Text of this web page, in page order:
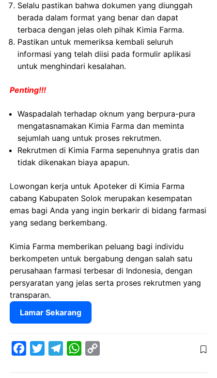
Selalu pastikan bahwa dokumen yang diunggah
berada dalam format yang benar dan dapat
terbaca dengan jelas oleh pihak Kimia Farma.
Pastikan untuk memeriksa kembali seluruh
informasi yang telah diisi pada formulir aplikasi
untuk menghindari kesalahan.
Penting!!!
Waspadalah terhadap oknum yang berpura-pura
mengatasnamakan Kimia Farma dan meminta
sejumlah uang untuk proses rekrutmen.
Rekrutmen di Kimia Farma sepenuhnya gratis dan
tidak dikenakan biaya apapun.
Lowongan kerja untuk Apoteker di Kimia Farma
cabang Kabupaten Solok merupakan kesempatan
emas bagi Anda yang ingin berkarir di bidang farmasi
yang sedang berkembang.
Kimia Farma memberikan peluang bagi individu
berkompeten untuk bergabung dengan salah satu
perusahaan farmasi terbesar di Indonesia, dengan
persyaratan yang jelas serta proses rekrutmen yang
transparan.
Lamar Sekarang
W